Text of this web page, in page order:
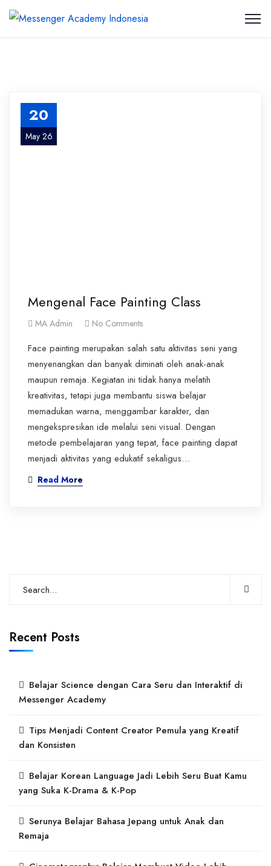
20
May 26
Mengenal Face Painting Class
MA Admin No Comments
Face painting merupakan salah satu aktivitas seni yang
menyenangkan dan banyak diminati oleh anak-anak
maupun remaja. Kegiatan ini tidak hanya melatih
kreativitas, tetapi juga membantu siswa belajar
memadukan warna, menggambar karakter, dan
mengekspresikan ide melalui seni visual. Dengan
metode pembelajaran yang tepat, face painting dapat
menjadi aktivitas yang edukatif sekaligus…
Read More
Recent Posts
Belajar Science dengan Cara Seru dan Interaktif di
Messenger Academy
Tips Menjadi Content Creator Pemula yang Kreatif
dan Konsisten
Belajar Korean Language Jadi Lebih Seru Buat Kamu
yang Suka K-Drama & K-Pop
Serunya Belajar Bahasa Jepang untuk Anak dan
Remaja